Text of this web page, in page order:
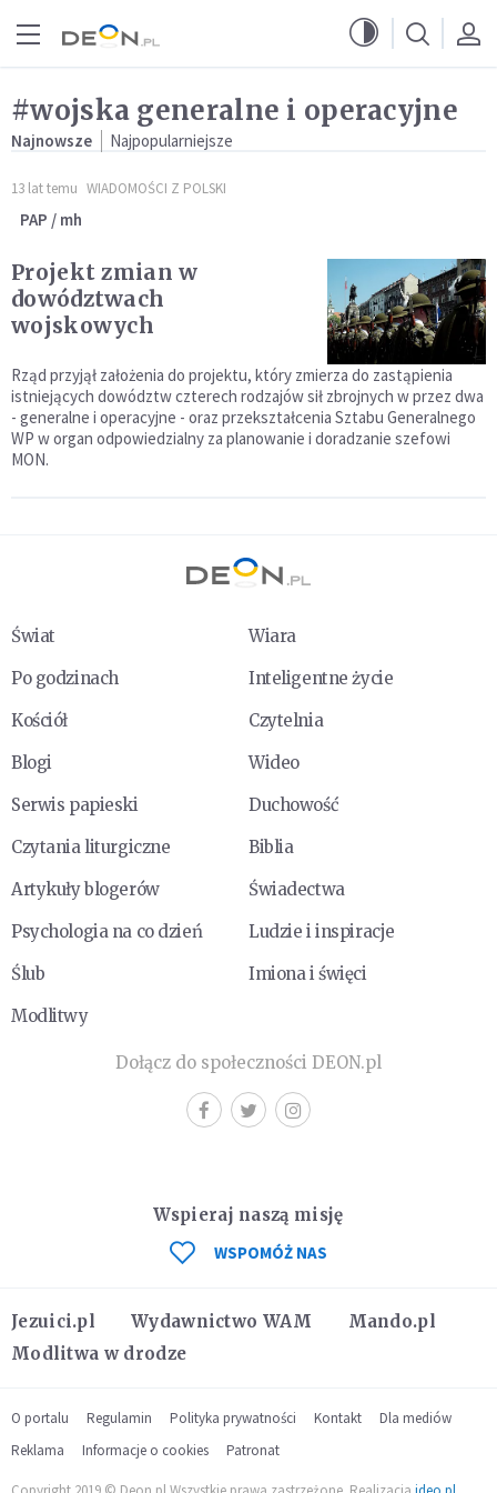
#wojska generalne i operacyjne
Najnowsze Najpopularniejsze
13 lat temu WIADOMOŚCI Z POLSKI
PAP / mh
Projekt zmian w
dowództwach
wojskowych
Rząd przyjął założenia do projektu, który zmierza do zastąpienia
istniejących dowództw czterech rodzajów sił zbrojnych w przez dwa
- generalne i operacyjne - oraz przekształcenia Sztabu Generalnego
WP w organ odpowiedzialny za planowanie i doradzanie szefowi
MON.
Świat
Wiara
Po godzinach
Inteligentne życie
Kościół
Czytelnia
Blogi
Wideo
Serwis papieski
Duchowość
Czytania liturgiczne
Biblia
Artykuły blogerów
Świadectwa
Psychologia na co dzień
Ludzie i inspiracje
Ślub
Imiona i święci
Modlitwy
Dołącz do społeczności DEON.pl
Jezuici.pl Wydawnictwo WAM
Mando.pl
Modlitwa w drodze
Wspieraj naszą misję
WSPOMÓŻ NAS
O portalu Regulamin Polityka prywatności Kontakt
Dla mediów
Reklama
Informacje o cookies Patronat